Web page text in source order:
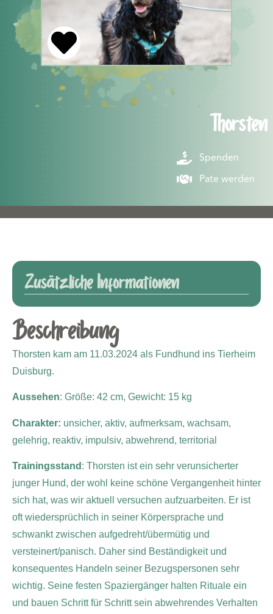
Thorsten
Spenden
Pate werden
Zusätzliche Informationen
Beschreibung
Thorsten kam am 11.03.2024 als Fundhund ins Tierheim
Duisburg.
Aussehen: Größe: 42 cm, Gewicht: 15 kg
Charakter: unsicher, aktiv, aufmerksam, wachsam,
gelehrig, reaktiv, impulsiv, abwehrend, territorial
Trainingsstand : Thorsten ist ein sehr verunsicherter
junger Hund, der wohl keine schöne Vergangenheit hinter
sich hat, was wir aktuell versuchen aufzuarbeiten. Er ist
oft wiedersprüchlich in seiner Körpersprache und
schwankt zwischen aufgedreht/übermütig und
versteinert/panisch. Daher sind Beständigkeit und
konsequentes Handeln seiner Bezugspersonen sehr
wichtig. Seine festen Spaziergänger halten Rituale ein
und bauen Schritt für Schritt sein abwehrendes Verhalten